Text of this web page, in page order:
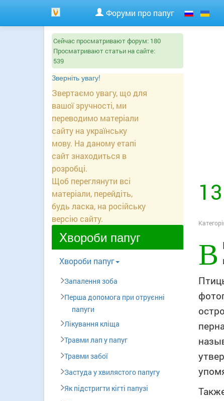
Форуми про папуг
Сейчас просматривают форум: 180
Просматривают статьи на сайте:
539
Зверніть увагу!
Звертаємо увагу, що для
вашої зручності, ми
переводимо матеріали
сайту на українську
мову. На даному етапі
сайт знаходиться в
розробці.
Щоб переглянути всі
матеріали, перейдіть,
будь ласка, на російську
версію сайту.
Xвороби папуг
Xвороби папуг
Запалення зоба
Перша допомога при отруєнні
папуги
Лікування кліща
Травми лап у папуг
Травми забої
Застуда у хвилястого папугу
Як підстригти кігті папузі
В